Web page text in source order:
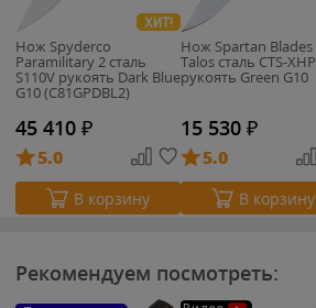
ХИТ!
Нож Spyderco
Paramilitary 2 сталь
S110V рукоять Dark Blue
G10 (C81GPDBL2)
45 410 ₽
5.0
В корзину
Нож Spartan Blades
Talos сталь CTS-XHP
рукоять Green G10
15 530 ₽
5.0
В корзину
Рекомендуем посмотреть: